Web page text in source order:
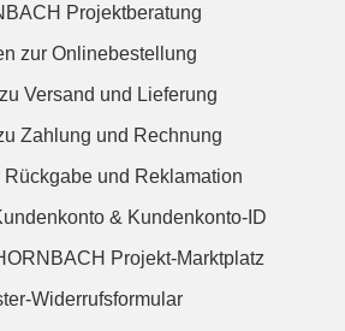
Projektberatung
zur Onlinebestellung
Versand und Lieferung
Zahlung und Rechnung
Rückgabe und Reklamation
& Kundenkonto-ID
Projekt-Marktplatz
Widerrufsformular